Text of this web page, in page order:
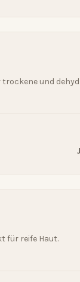
und
für reife Haut.